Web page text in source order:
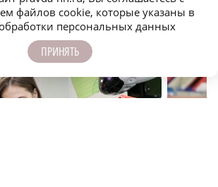
файлов cookie, которые указаны в
персональных данных
ПРИНЯТЬ